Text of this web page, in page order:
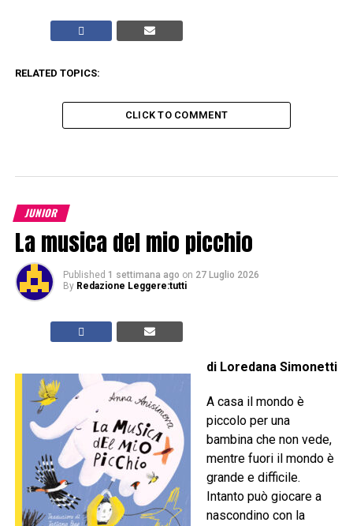
RELATED TOPICS:
CLICK TO COMMENT
JUNIOR
La musica del mio picchio
Published 1 settimana ago on 27 Luglio 2026
By Redazione Leggere:tutti
di Loredana Simonetti
A casa il mondo è
piccolo per una
bambina che non vede,
mentre fuori il mondo è
grande e difficile.
Intanto può giocare a
nascondino con la